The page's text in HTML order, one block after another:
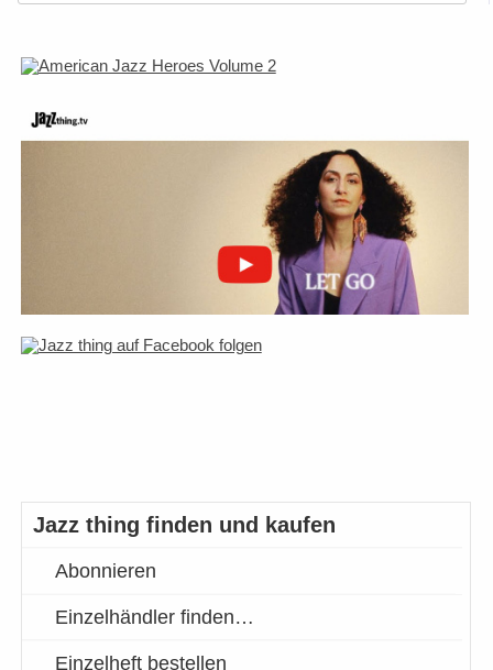
Jazz thing finden und kaufen
Abonnieren
Einzelhändler finden…
Einzelheft bestellen